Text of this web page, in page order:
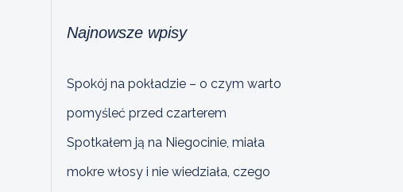
Najnowsze wpisy
Spokój na pokładzie – o czym warto
pomyśleć przed czarterem
Spotkałem ją na Niegocinie, miała
mokre włosy i nie wiedziała, czego